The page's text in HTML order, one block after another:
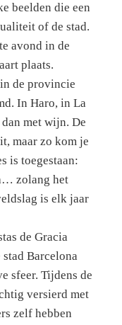
beelden die een
of de stad.
avond in de
plaats.
de provincie
In Haro, in La
met wijn. De
maar zo kom je
is toegestaan:
zolang het
is elk jaar
de Gracia
Barcelona
sfeer. Tijdens de
versierd met
zelf hebben